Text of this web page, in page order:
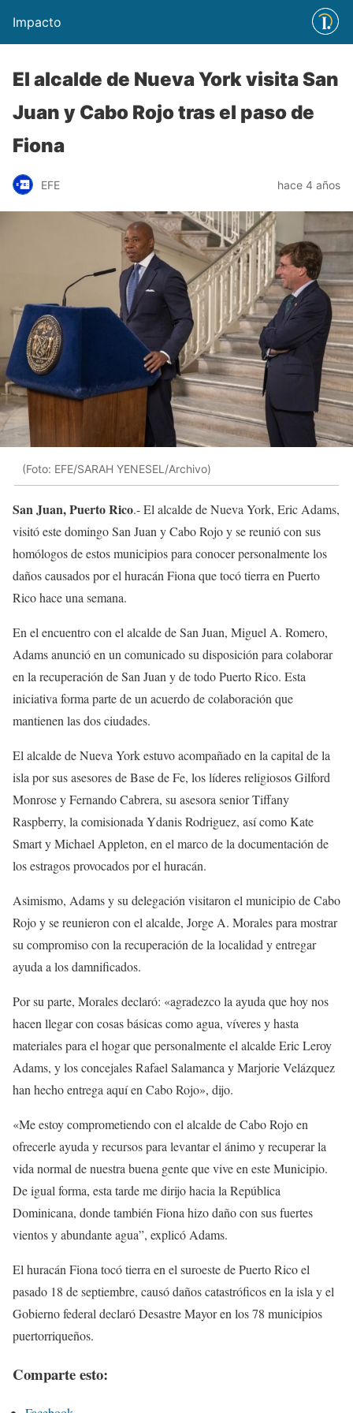
Impacto
El alcalde de Nueva York visita San
Juan y Cabo Rojo tras el paso de
Fiona
EFE hace 4 años
(Foto: EFE/SARAH YENESEL/Archivo)
San Juan, Puerto Rico.- El alcalde de Nueva York, Eric Adams,
visitó este domingo San Juan y Cabo Rojo y se reunió con sus
homólogos de estos municipios para conocer personalmente los
daños causados por el huracán Fiona que tocó tierra en Puerto
Rico hace una semana.
En el encuentro con el alcalde de San Juan, Miguel A. Romero,
Adams anunció en un comunicado su disposición para colaborar
en la recuperación de San Juan y de todo Puerto Rico. Esta
iniciativa forma parte de un acuerdo de colaboración que
mantienen las dos ciudades.
El alcalde de Nueva York estuvo acompañado en la capital de la
isla por sus asesores de Base de Fe, los líderes religiosos Gilford
Monrose y Fernando Cabrera, su asesora senior Tiffany
Raspberry, la comisionada Ydanis Rodriguez, así como Kate
Smart y Michael Appleton, en el marco de la documentación de
los estragos provocados por el huracán.
Asimismo, Adams y su delegación visitaron el municipio de Cabo
Rojo y se reunieron con el alcalde, Jorge A. Morales para mostrar
su compromiso con la recuperación de la localidad y entregar
ayuda a los damnificados.
Por su parte, Morales declaró: «agradezco la ayuda que hoy nos
hacen llegar con cosas básicas como agua, víveres y hasta
materiales para el hogar que personalmente el alcalde Eric Leroy
Adams, y los concejales Rafael Salamanca y Marjorie Velázquez
han hecho entrega aquí en Cabo Rojo», dijo.
«Me estoy comprometiendo con el alcalde de Cabo Rojo en
ofrecerle ayuda y recursos para levantar el ánimo y recuperar la
vida normal de nuestra buena gente que vive en este Municipio.
De igual forma, esta tarde me dirijo hacia la República
Dominicana, donde también Fiona hizo daño con sus fuertes
vientos y abundante agua”, explicó Adams.
El huracán Fiona tocó tierra en el suroeste de Puerto Rico el
pasado 18 de septiembre, causó daños catastróficos en la isla y el
Gobierno federal declaró Desastre Mayor en los 78 municipios
puertorriqueños.
Comparte esto: